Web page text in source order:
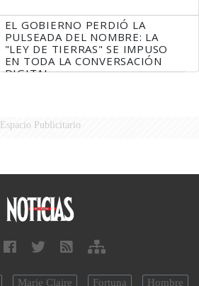
EL GOBIERNO PERDIÓ LA
PULSEADA DEL NOMBRE: LA
"LEY DE TIERRAS" SE IMPUSO
EN TODA LA CONVERSACIÓN
DIGITAL
Espacio Publicitario
Marie Claire Fortuna Hombre